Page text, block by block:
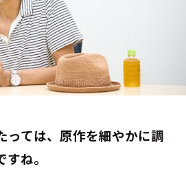
ては、原作を細やかに調
ね。